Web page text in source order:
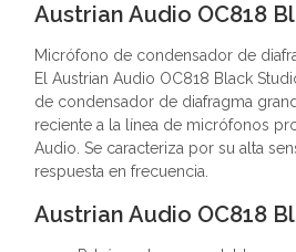
Austrian Audio OC818
Micrófono de condensador de
El Austrian Audio OC818 Black
de condensador de diafragma
reciente a la línea de micrófonos
Audio. Se caracteriza por su alta
respuesta en frecuencia.
Austrian Audio OC818